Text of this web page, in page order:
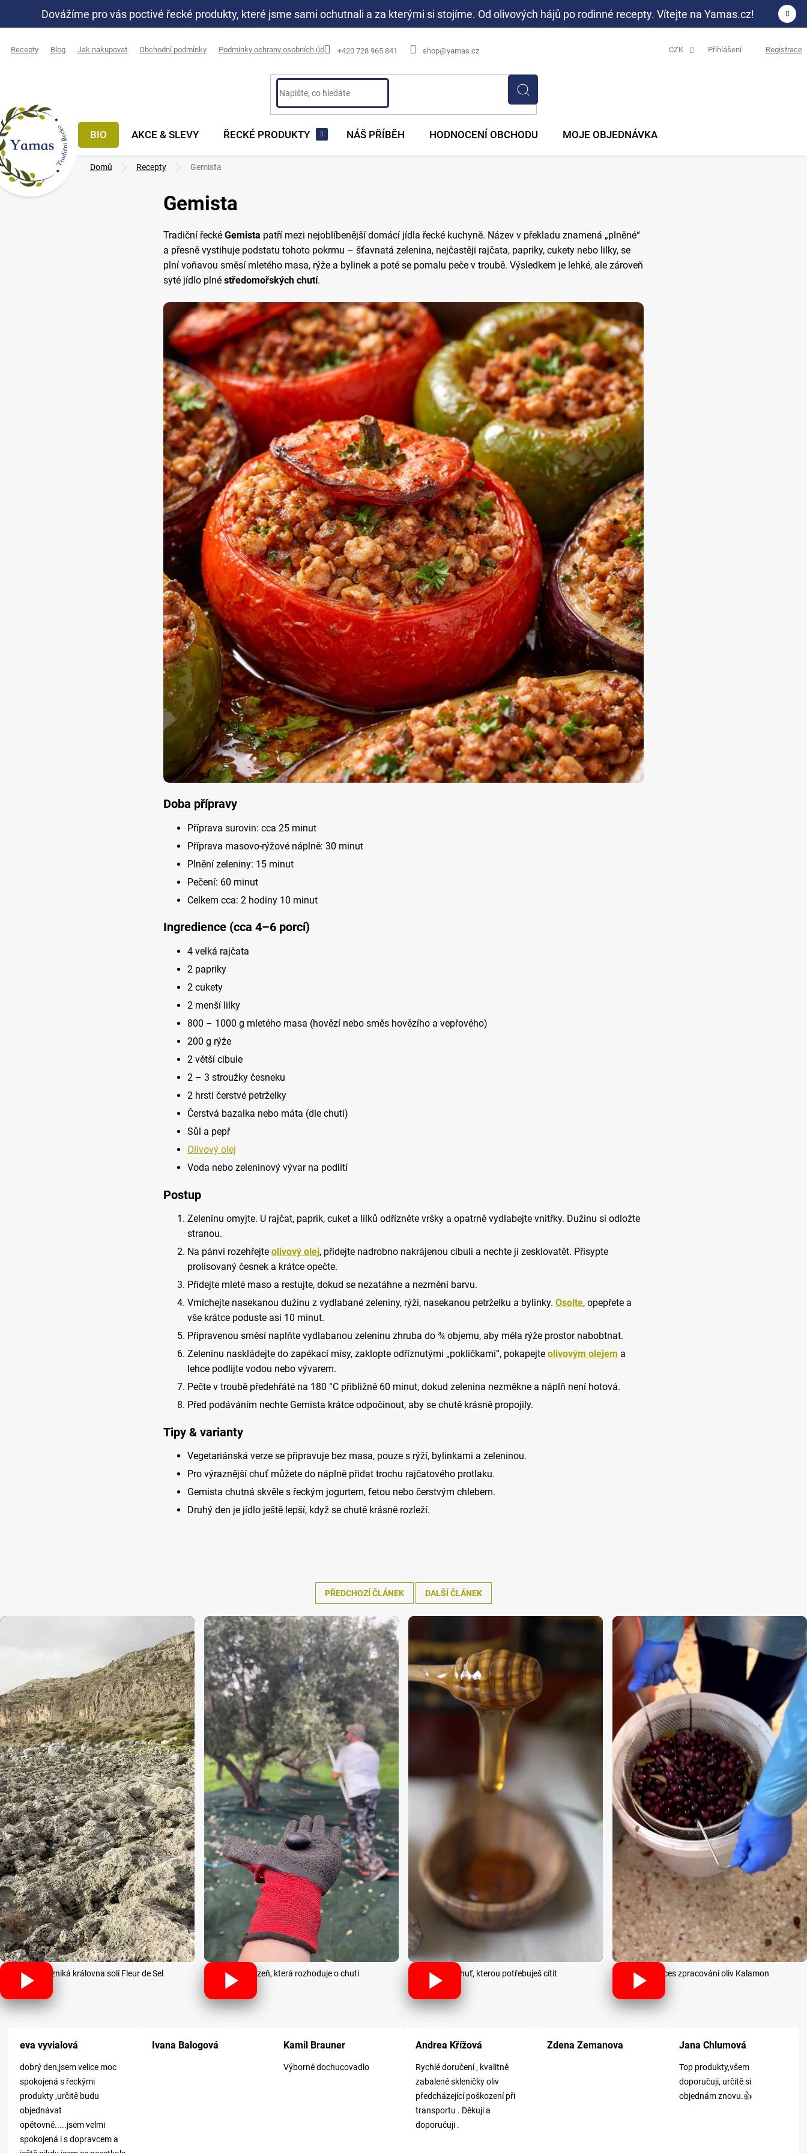
obsah
Dovážíme pro vás poctivé řecké produkty, které jsme sami ochutnali a za kterými si stojíme. Od olivových hájů po rodinné recepty. Vítejte na Yamas.cz!
+420 728 965 841 shop@yamas.cz
Recepty Blog Jak nakupovat Obchodní podmínky Podmínky ochrany osobních údajů CZK Přihlášení Registrace
BIO AKCE & SLEVY ŘECKÉ PRODUKTY NÁŠ PŘÍBĚH HODNOCENÍ OBCHODU MOJE OBJEDNÁVKA
Domů Recepty Gemista
Gemista
Tradiční řecké Gemista patří mezi nejoblíbenější domácí jídla řecké kuchyně. Název v překladu znamená „plněné“
a přesně vystihuje podstatu tohoto pokrmu – šťavnatá zelenina, nejčastěji rajčata, papriky, cukety nebo lilky, se
plní voňavou směsí mletého masa, rýže a bylinek a poté se pomalu peče v troubě. Výsledkem je lehké, ale zároveň
syté jídlo plné středomořských chutí.
Doba přípravy
Příprava surovin: cca 25 minut
Příprava masovo-rýžové náplně: 30 minut
Plnění zeleniny: 15 minut
Pečení: 60 minut
Celkem cca: 2 hodiny 10 minut
Ingredience (cca 4–6 porcí)
4 velká rajčata
2 papriky
2 cukety
2 menší lilky
800 – 1000 g mletého masa (hovězí nebo směs hovězího a vepřového)
200 g rýže
2 větší cibule
2 – 3 stroužky česneku
2 hrsti čerstvé petrželky
Čerstvá bazalka nebo máta (dle chuti)
Sůl a pepř
Olivový olej
Voda nebo zeleninový vývar na podlití
Postup
Zeleninu omyjte. U rajčat, paprik, cuket a lilků odřízněte vršky a opatrně vydlabejte vnitřky. Dužinu si odložte
stranou.
Na pánvi rozehřejte olivový olej, přidejte nadrobno nakrájenou cibuli a nechte ji zesklovatět. Přisypte
prolisovaný česnek a krátce opečte.
Přidejte mleté maso a restujte, dokud se nezatáhne a nezmění barvu.
Vmíchejte nasekanou dužinu z vydlabané zeleniny, rýži, nasekanou petrželku a bylinky. Osolte, opepřete a
vše krátce poduste asi 10 minut.
Připravenou směsí naplňte vydlabanou zeleninu zhruba do ¾ objemu, aby měla rýže prostor nabobtnat.
Zeleninu naskládejte do zapékací mísy, zaklopte odříznutými „pokličkami“, pokapejte olivovým olejem a
lehce podlijte vodou nebo vývarem.
Pečte v troubě předehřáté na 180 °C přibližně 60 minut, dokud zelenina nezměkne a náplň není hotová.
Před podáváním nechte Gemista krátce odpočinout, aby se chutě krásně propojily.
Tipy & varianty
Vegetariánská verze se připravuje bez masa, pouze s rýží, bylinkami a zeleninou.
Pro výraznější chuť můžete do náplně přidat trochu rajčatového protlaku.
Gemista chutná skvěle s řeckým jogurtem, fetou nebo čerstvým chlebem.
Druhý den je jídlo ještě lepší, když se chutě krásně rozleží.
PŘEDCHOZÍ ČLÁNEK DALŠÍ ČLÁNEK
Jak vzniká královna solí Fleur de Sel Sklizeň, která rozhoduje o chuti Chuť, kterou potřebuješ cítit Proces zpracování oliv Kalamon
eva vyvialová
dobrý den,jsem velice moc
spokojená s řeckými
produkty ,určitě budu
objednávat
opětovně.....jsem velmi
spokojená i s dopravcem a
Ivana Balogová Kamil Brauner
Výborné dochucovadlo
Andrea Křížová
Rychlé doručení , kvalitně
zabalené skleničky oliv
předcházející poškození při
transportu . Děkuji a
doporučuji .
Zdena Zemanova Jana Chlumová
Top produkty,všem
doporučuji, určitě si
objednám znovu.👍